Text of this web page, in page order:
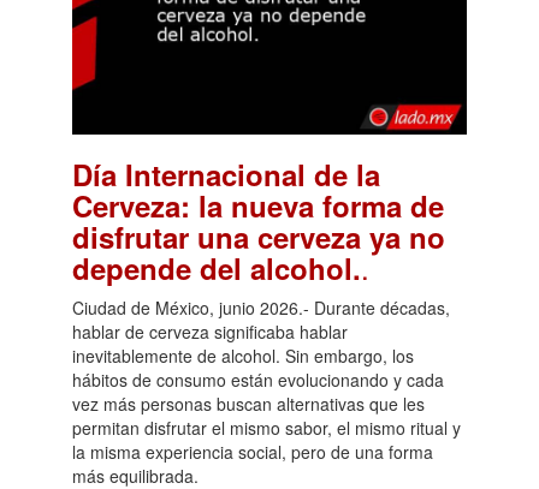
Día Internacional de la
Cerveza: la nueva forma de
disfrutar una cerveza ya no
depende del alcohol..
Ciudad de México, junio 2026.- Durante décadas,
hablar de cerveza significaba hablar
inevitablemente de alcohol. Sin embargo, los
hábitos de consumo están evolucionando y cada
vez más personas buscan alternativas que les
permitan disfrutar el mismo sabor, el mismo ritual y
la misma experiencia social, pero de una forma
más equilibrada.